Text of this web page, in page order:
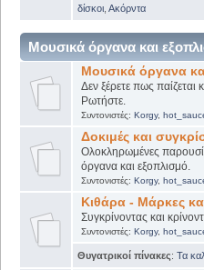
δίσκοι Ακόρντα
Μουσικά όργανα και
Μουσικά όργανα
Δεν ξέρετε πως
Ρωτήστε.
Συντονιστές: Korgy,
Δοκιμές και
Ολοκληρωμένες
όργανα και εξοπλισμό.
Συντονιστές: Korgy,
Κιθάρα - Μάρκες
Συγκρίνοντας και
Συντονιστές: Korgy,
Θυγατρικοί πίνακες: Τα